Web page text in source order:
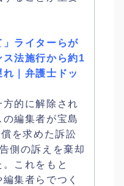
」ライターらが
法施行から約1
｜弁護士ドッ
的に解除され
編集者が宝島
を求めた訴訟
側の訴えを棄却
これをもと
集者らでつく